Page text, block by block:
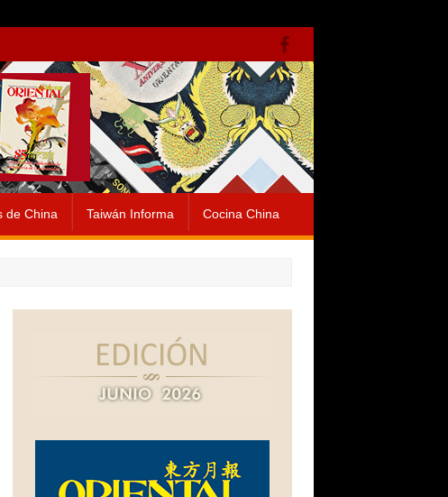
de China Taiwán Informa Cocina China